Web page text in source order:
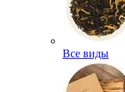
Все виды